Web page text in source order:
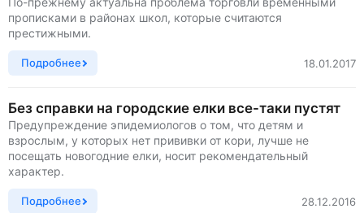
прописками в районах школ, которые считаются
престижными.
Подробнее 18.01.2017
Без справки на городские елки все-таки пустят
Предупреждение эпидемиологов о том, что детям и
взрослым, у которых нет прививки от кори, лучше не
посещать новогодние елки, носит рекомендательный
характер.
Подробнее 28.12.2016